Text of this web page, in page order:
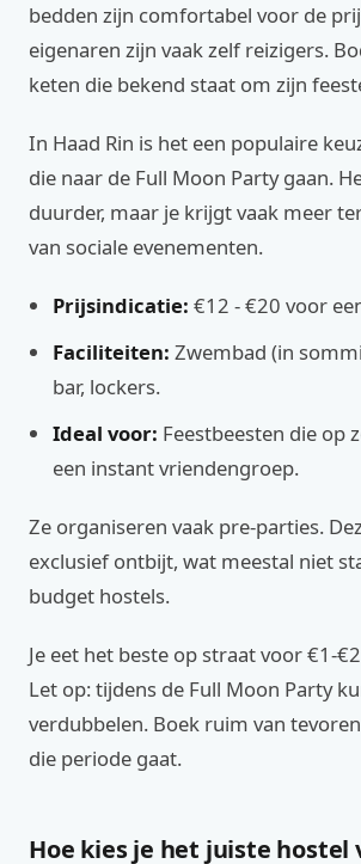
bedden zijn comfortabel voor de
eigenaren zijn vaak zelf reizigers.
keten die bekend staat om zijn
In Haad Rin is het een populaire
die naar de Full Moon Party gaan.
duurder, maar je krijgt vaak meer
van sociale evenementen.
Prijsindicatie: €12 - €20 voor
Faciliteiten: Zwembad (in
bar, lockers.
Ideal voor: Feestbeesten die op
een instant vriendengroep.
Ze organiseren vaak pre-parties.
exclusief ontbijt, wat meestal niet
budget hostels.
Je eet het beste op straat voor €1-
Let op: tijdens de Full Moon Party
verdubbelen. Boek ruim van
die periode gaat.
Hoe kies je het juiste hostel